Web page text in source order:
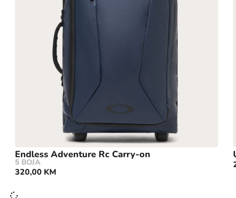
Endless Adventure Rc Carry-on
5 BOJA
320,00 KM